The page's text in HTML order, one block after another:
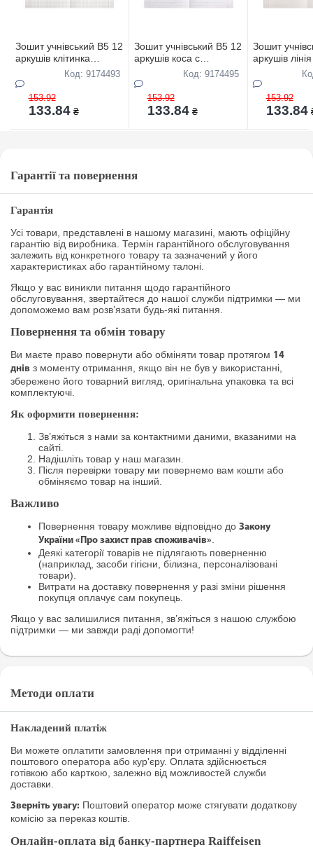
Зошит учнівський В5 12
аркушів клітинка
"КВIТКА"(БIЛИЗНА
ЛИСТА-85%) 40 штук в
упаковці ТОР-ЦIНА
Код: 9174493
153.92
133.84 ₴
Зошит учнівський В5 12
аркушів коса с
доп,лiнiей "КВIТКА"
(БIЛИЗНА ЛИСТА-85%)
40 штук в упаковці
ТОР-ЦIНА
Код: 9174495
153.92
133.84 ₴
Зошит
аркушів
(БIЛИЗНА
40 штук в
ТОР-ЦIНА
153.92
133.84
Гарантії та повернення
Гарантія
Усі товари, представлені в нашому магазині, мають офіційну
гарантію від виробника. Термін гарантійного обслуговування
залежить від конкретного товару та зазначений у його
характеристиках або гарантійному талоні.
Якщо у вас виникли питання щодо гарантійного
обслуговування, звертайтеся до нашої служби підтримки — ми
допоможемо вам розв’язати будь-які питання.
Повернення та обмін товару
Ви маєте право повернути або обміняти товар протягом 14
днів з моменту отримання, якщо він не був у використанні,
збережено його товарний вигляд, оригінальна упаковка та всі
комплектуючі.
Як оформити повернення:
Зв’яжіться з нами за контактними даними, вказаними на
сайті.
Надішліть товар у наш магазин.
Після перевірки товару ми повернемо вам кошти або
обміняємо товар на інший.
Важливо
Повернення товару можливе відповідно до Закону
України «Про захист прав споживачів».
Деякі категорії товарів не підлягають поверненню
(наприклад, засоби гігієни, білизна, персоналізовані
товари).
Витрати на доставку повернення у разі зміни рішення
покупця оплачує сам покупець.
Якщо у вас залишилися питання, зв’яжіться з нашою службою
підтримки — ми завжди раді допомогти!
Методи оплати
Накладений платіж
Ви можете оплатити замовлення при отриманні у відділенні
поштового оператора або кур'єру. Оплата здійснюється
готівкою або карткою, залежно від можливостей служби
доставки.
Зверніть увагу: Поштовий оператор може стягувати додаткову
комісію за переказ коштів.
Онлайн-оплата від банку-партнера Raiffeisen